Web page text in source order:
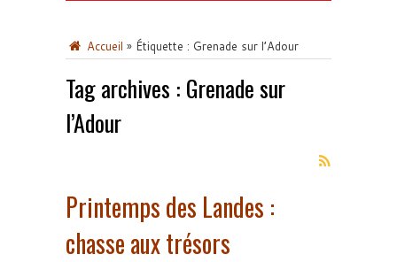
Accueil » Étiquette : Grenade sur l’Adour
Tag archives : Grenade sur
l’Adour
Printemps des Landes :
chasse aux trésors